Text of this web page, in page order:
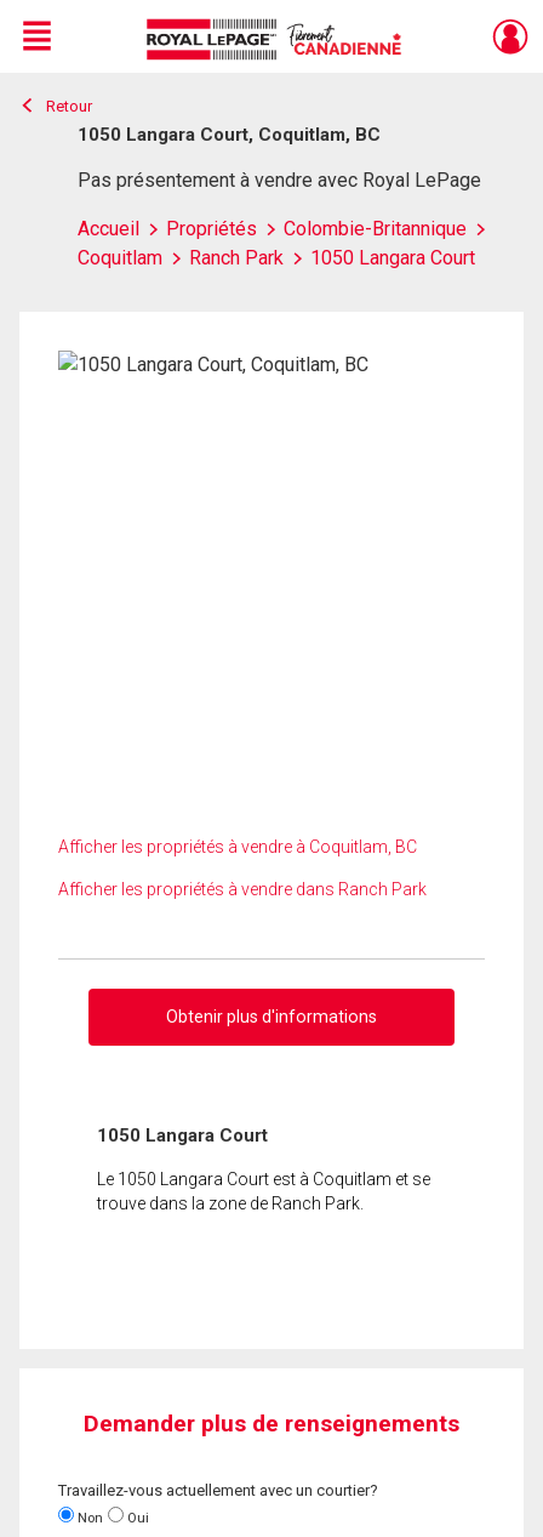
Live
En Direct
Menu
Retour
1050 Langara Court, Coquitlam, BC
Pas présentement à vendre avec Royal LePage
Accueil Propriétés
Colombie-Britannique
Coquitlam
Ranch Park 1050 Langara Court
Afficher les propriétés à vendre à Coquitlam, BC
Afficher les propriétés à vendre dans Ranch Park
Obtenir plus d'informations
1050 Langara Court
Le 1050 Langara Court est à Coquitlam et se
trouve dans la zone de Ranch Park.
Demander plus de renseignements
Travaillez-vous actuellement avec un courtier?
Non Oui